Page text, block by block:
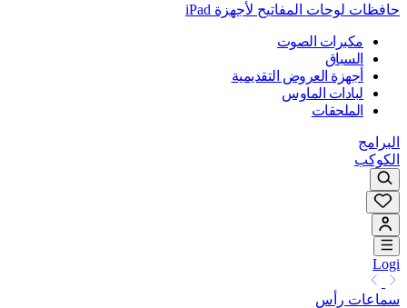
حافظات لوحات المفاتيح لأجهزة ‏iPad
مكبرات الصوت
السباق
أجهزة العروض التقديمية
لبادات الماوس
الملحقات
البرامج
الكوكب
Logi
سماعات رأس